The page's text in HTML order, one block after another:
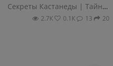
Секреты Кастанеды | Тайный путь воина
2.7К 0.1К 13 20